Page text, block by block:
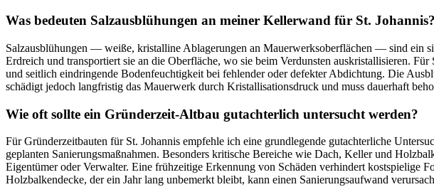
Was bedeuten Salzausblühungen an meiner Kellerwand für St. Johannis?
Salzausblühungen — weiße, kristalline Ablagerungen an Mauerwerksoberflächen — sind ein
Erdreich und transportiert sie an die Oberfläche, wo sie beim Verdunsten auskristallisieren.
und seitlich eindringende Bodenfeuchtigkeit bei fehlender oder defekter Abdichtung. Die
schädigt jedoch langfristig das Mauerwerk durch Kristallisationsdruck und muss dauerhaft
Wie oft sollte ein Gründerzeit-Altbau gutachterlich untersucht werden?
Für Gründerzeitbauten für St. Johannis empfehle ich eine grundlegende gutachterliche
geplanten Sanierungsmaßnahmen. Besonders kritische Bereiche wie Dach, Keller und
Eigentümer oder Verwalter. Eine frühzeitige Erkennung von Schäden verhindert kostspielige
Holzbalkendecke, der ein Jahr lang unbemerkt bleibt, kann einen Sanierungsaufwand